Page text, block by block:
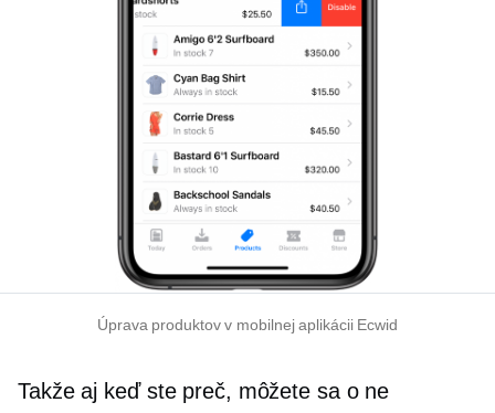
Úprava produktov v mobilnej aplikácii Ecwid
Takže aj keď ste preč, môžete sa o ne